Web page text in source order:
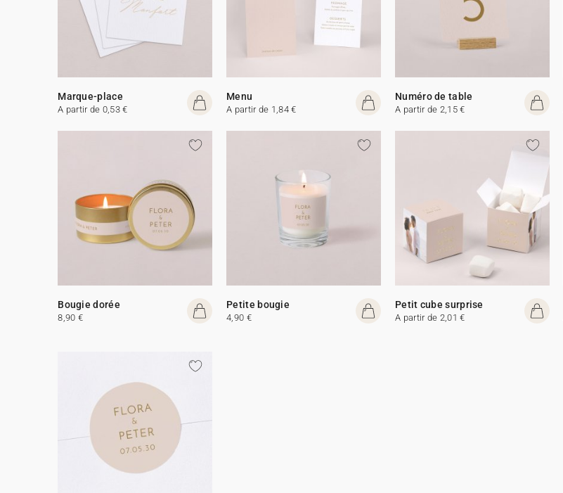
Marque-place
A partir de 0,53 €
Menu
A partir de 1,84 €
Numéro de table
A partir de 2,15 €
Bougie dorée
8,90 €
Petite bougie
4,90 €
Petit cube surprise
A partir de 2,01 €